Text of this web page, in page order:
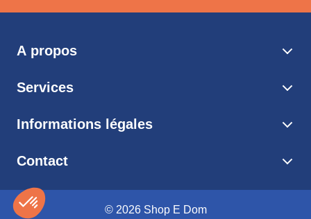
A propos
Services
Informations légales
Contact
© 2026 Shop E Dom